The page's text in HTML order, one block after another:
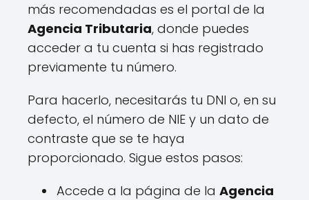
más recomendadas es el portal de la
Agencia Tributaria, donde puedes
acceder a tu cuenta si has registrado
previamente tu número.
Para hacerlo, necesitarás tu DNI o, en su
defecto, el número de NIE y un dato de
contraste que se te haya
proporcionado. Sigue estos pasos:
Accede a la página de la Agencia